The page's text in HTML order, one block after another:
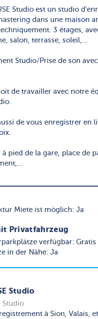
Studio est un studio
dans une maison
3 étages,
salon, terrasse, soleil,...
Studio/Prise de son
de travailler avec notre
de vous enregistrer en
à pied de la gare, place de
Miete ist möglich: Ja
Privatfahrzeug
verfügbar: Gratis
in der Nähe: Ja
Studio
Studio
à Sion, Valais,